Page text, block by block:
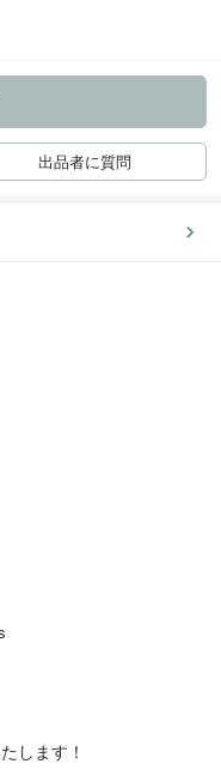
出品者に質問
します！